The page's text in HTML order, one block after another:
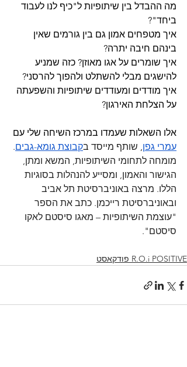
מה ההבדל בין שיתופיות ל"כיף לנו לעבוד
ביחד"?
איך מטפחים אמון גם בין גורמים שאין
בינהם חיבה יתרה?
איך שומרים על אגו מאוזן? כזה שמניע
להישגים מבלי להשתלט ולהפוך להרסני?
איך מודדים ומעודדים שיתופיות והשפעתה
על הצלחת האירגון?
אלו השאלות שעמדו במרכז השיחה שלי עם
עמרי גפן, שותף מייסד בקבוצת גומא-גבים.
מומחה לתחומי השיתופיות, המשא ומתן,
הגישור והאמון, ומסייע להנהלות בסוגיות
הללו. מרצה באוניברסיטת תל אביב
ובאוניברסיטת רייכמן. כתב את הספר
"עוצמת השיתופיות – מאגו סיסטם לאקו
סיסטם".
R.O.i POSITIVE פודקאסט